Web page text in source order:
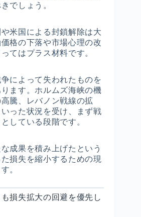
でしょう。
米国による封鎖解除は大
格の下落や市場心理の改
てはプラス材料です。
によって失われたものを
ます。ホルムズ海峡の機
騰、レバノン戦線の拡
った状況を受け、まず戦
している段階です。
成果を積み上げたという
損失を縮小するための現
。
損失拡大の回避を優先し